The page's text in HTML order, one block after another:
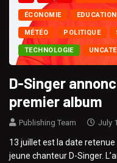
ÉCONOMIE EDUCATION
MÉTÉO POLITIQUE
TECHNOLOGIE
D-Singer
premier album
Publishing Team July
13 juillet est la date
jeune chanteur D-Singer.